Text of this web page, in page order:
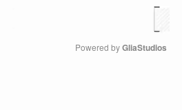
Powered by GliaStudios